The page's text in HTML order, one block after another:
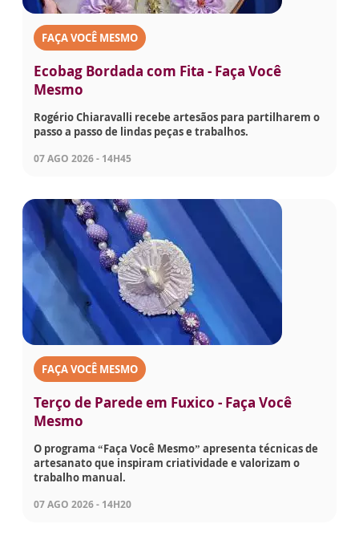
FAÇA VOCÊ MESMO
Ecobag Bordada com Fita - Faça Você
Mesmo
Rogério Chiaravalli recebe artesãos para partilharem o
passo a passo de lindas peças e trabalhos.
07 AGO 2026 - 14H45
FAÇA VOCÊ MESMO
Terço de Parede em Fuxico - Faça Você
Mesmo
O programa “Faça Você Mesmo” apresenta técnicas de
artesanato que inspiram criatividade e valorizam o
trabalho manual.
07 AGO 2026 - 14H20